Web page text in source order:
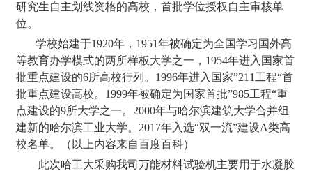
研究生自主划线资格的高校，首批学位授权自主审核单
位。
学校始建于1920年，1951年被确定为全国学习国外高
等教育办学模式的两所样板大学之一，1954年进入国家首
批重点建设的6所高校行列。1996年进入国家”211工程“首
批重点建设高校。1999年被确定为国家首批”985工程“重
点建设的9所大学之一。2000年与哈尔滨建筑大学合并组
建新的哈尔滨工业大学。2017年入选“双一流”建设A类高
校名单。（以上内容来自百度百科）
此次哈工大采购我司万能材料试验机主要用于水凝胶